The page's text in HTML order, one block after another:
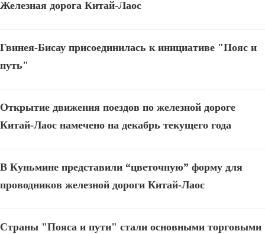
Железная дорога Китай-Лаос
Гвинея-Бисау присоединилась к инициативе "Пояс и
путь"
Открытие движения поездов по железной дороге
Китай-Лаос намечено на декабрь текущего года
В Куньмине представили “цветочную” форму для
проводников железной дороги Китай-Лаос
Страны "Пояса и пути" стали основными торговыми